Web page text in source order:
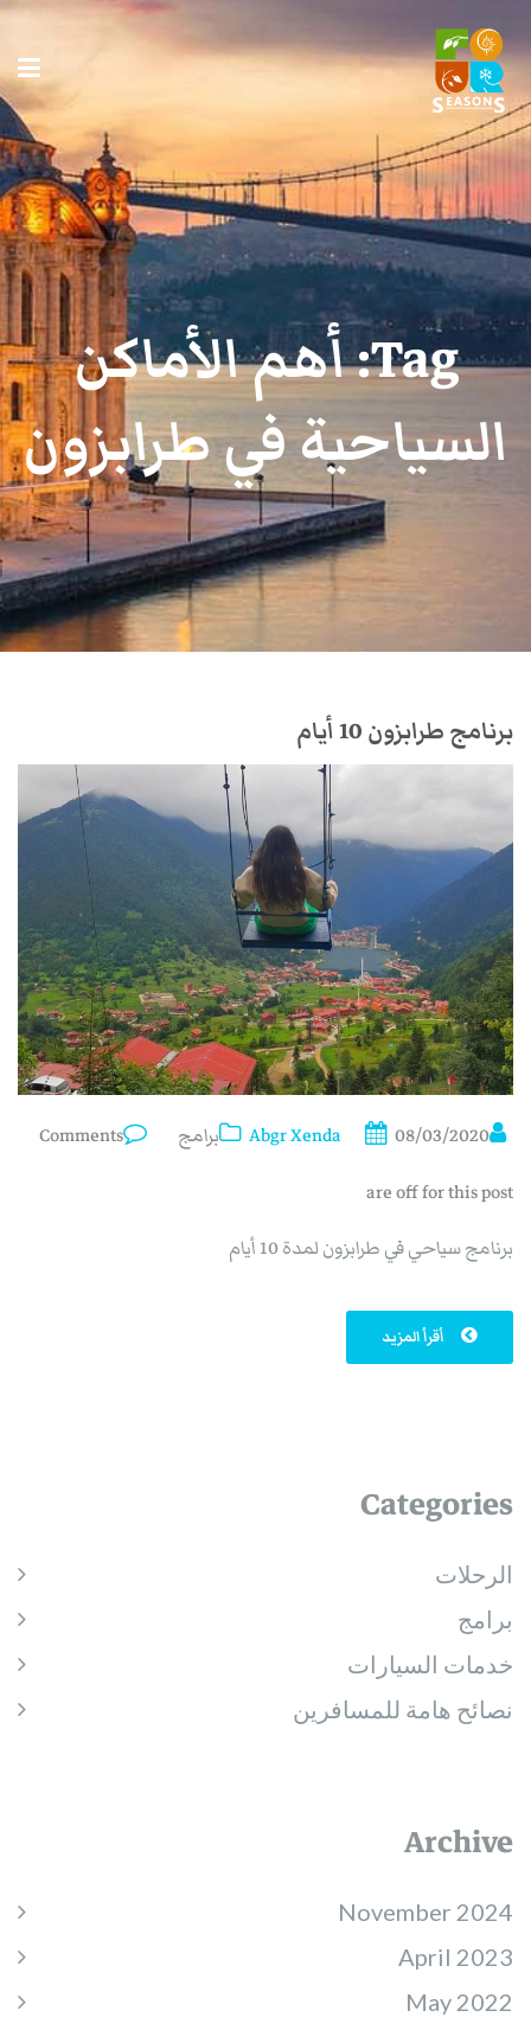
Tag: أهم الأماكن
السياحية في طرابزون
برنامج طرابزون 10 أيام
Abgr Xenda 08/03/2020 برامج
Comments
are off for this post
برنامج سياحي في طرابزون لمدة 10 أيام
أقرأ المزيد
Categories
الرحلات
برامج
خدمات السيارات
نصائح هامة للمسافرين
Archive
November 2024
April 2023
May 2022